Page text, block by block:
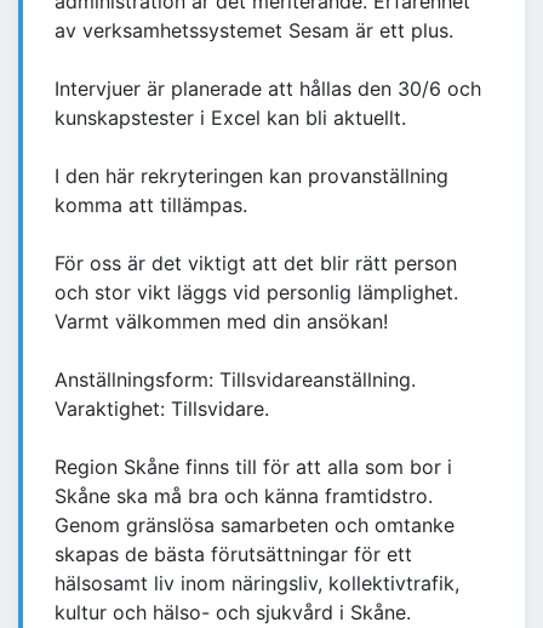
av verksamhetssystemet Sesam är ett plus.
Intervjuer är planerade att hållas den 30/6 och
kunskapstester i Excel kan bli aktuellt.
I den här rekryteringen kan provanställning
komma att tillämpas.
För oss är det viktigt att det blir rätt person
och stor vikt läggs vid personlig lämplighet.
Varmt välkommen med din ansökan!
Anställningsform: Tillsvidareanställning.
Varaktighet: Tillsvidare.
Region Skåne finns till för att alla som bor i
Skåne ska må bra och känna framtidstro.
Genom gränslösa samarbeten och omtanke
skapas de bästa förutsättningar för ett
hälsosamt liv inom näringsliv, kollektivtrafik,
kultur och hälso- och sjukvård i Skåne.